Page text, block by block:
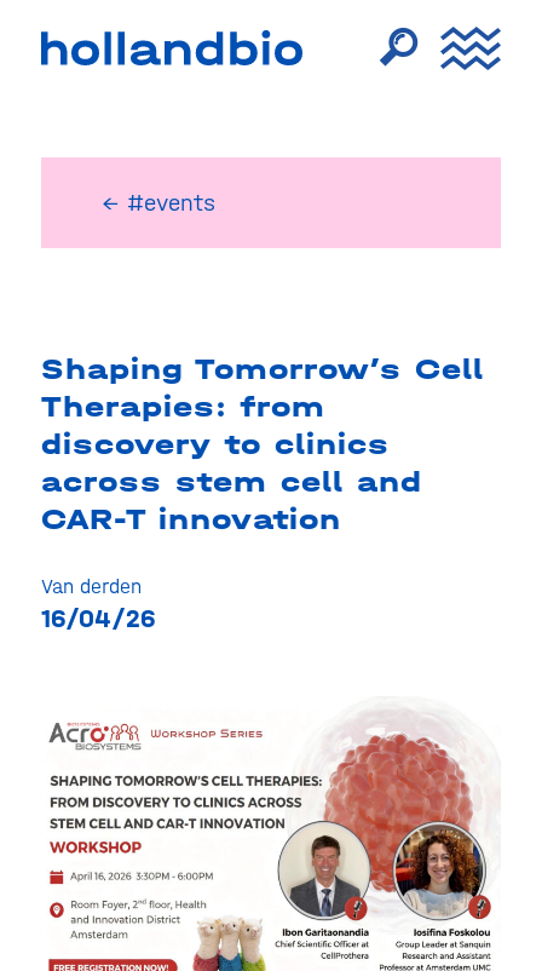
← #events
Shaping Tomorrow’s Cell
Therapies: from
discovery to clinics
across stem cell and
CAR-T innovation
Van derden
16/04/26